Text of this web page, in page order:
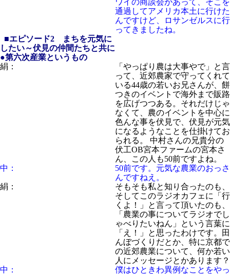
ワイの商談会があって、そこを
通過してアメリカ本土に行けた
んですけど、ロサンゼルスに行
ってきましたね。
■エピソード2 まちを元気に
したい～伏見の仲間たちと共に
●第六次産業というもの
絹：
「やっぱり農は大事やで」と言
って、近郊農家で守ってくれて
いる44歳の若いお兄さんが、餅
つきのイベントで海外まで販路
を広げつつある。それだけじゃ
なくて、農のイベントを中心に
色んな事を伏見で、伏見が元気
になるようなことを仕掛けてお
られる。 中村さんの兄貴分の
伏工OB宮本ファームの宮本さ
ん、この人も50前ですよね。
中：
50前です。元気な農業のおっさ
んですねえ。
絹：
そもそも私と知り合ったのも、
そしてこのラジオカフェに「行
くよ！」と言って頂いたのも、
「農業の事についてラジオでし
ゃべりたいねん」という言葉に
「え！」と思ったわけです。田
んぼづくりだとか、特に京都で
の近郊農業について、何か若い
人にメッセージとかあります？
中：
僕はひときわ異例なことをやっ